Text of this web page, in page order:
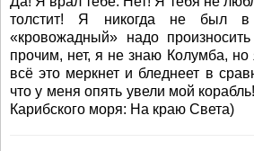
толстит! Я никогда не был в
«кровожадный» надо
прочим, нет, я не знаю Колумба,
всё это меркнет и бледнеет в
что у меня опять увели мой
Карибского моря: На краю Света)